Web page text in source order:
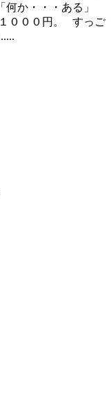
何か・・・ある」
０００円。 すっご